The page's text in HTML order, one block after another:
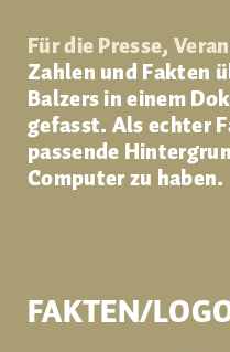
Für die Presse,
Zahlen und Fakten
Balzers in einem
gefasst. Als echter
passende
Computer zu haben.
FAKTEN/